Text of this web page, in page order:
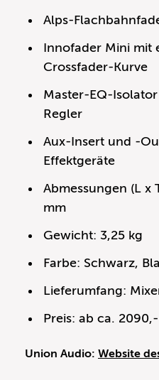
Alps-
Innofader Mini mit
Crossfader-Kurve
Master-EQ-
Regler
Aux-Insert und -
Effektgeräte
Abmessungen (L x
mm
Gewicht: 3,25 kg
Farbe: Schwarz,
Lieferumfang:
Preis: ab ca.
Union Audio: Website